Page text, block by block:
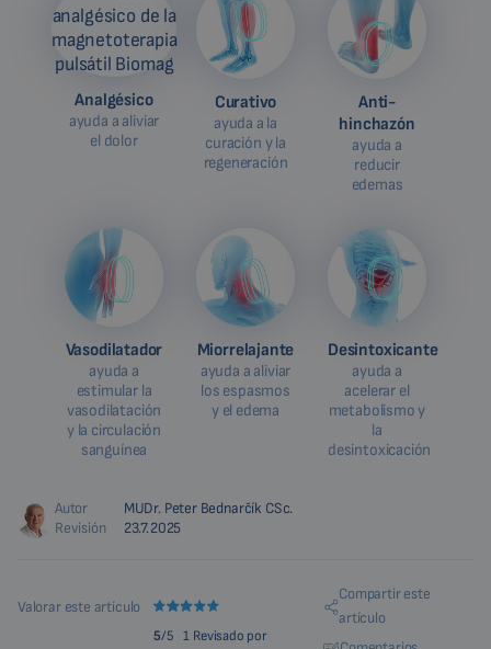
Analgésico
ayuda a aliviar
el dolor
Curativo
ayuda a la
curación y la
regeneración
Anti-
hinchazón
ayuda a
reducir
edemas
Vasodilatador
ayuda a
estimular la
vasodilatación
y la circulación
sanguínea
Miorrelajante
ayuda a aliviar
los espasmos
y el edema
Desintoxicante
ayuda a
acelerar el
metabolismo y
la
desintoxicación
Autor
MUDr. Peter Bednarčík CSc.
Revisión
23.7.2025
Valorar este artículo
5/5 1 Revisado por
Compartir este
artículo